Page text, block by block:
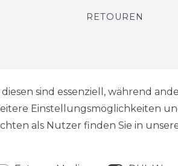
RETOUREN
AGB
sind essenziell, während
Einstellungsmöglichkeiten
als Nutzer finden Sie in